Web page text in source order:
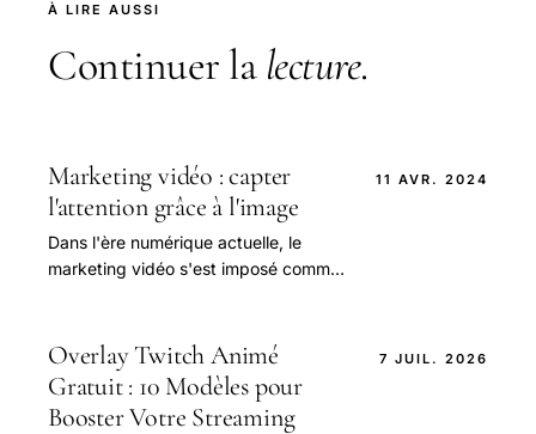
À LIRE AUSSI
Continuer la lecture.
Marketing vidéo : capter
l'attention grâce à l'image
Dans l'ère numérique actuelle, le
marketing vidéo s'est imposé comme
11 AVR. 2024
Overlay Twitch Animé
Gratuit : 10 Modèles pour
Booster Votre Streaming
7 JUIL. 2026